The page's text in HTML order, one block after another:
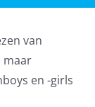
van
maar
en -girls